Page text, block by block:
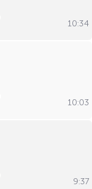
10:34
10:03
9:37